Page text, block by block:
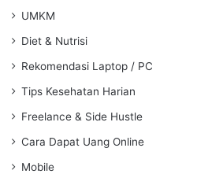
UMKM
Diet & Nutrisi
Rekomendasi Laptop / PC
Tips Kesehatan Harian
Freelance & Side Hustle
Cara Dapat Uang Online
Mobile